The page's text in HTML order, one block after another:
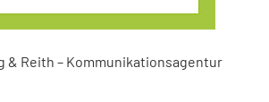
& Reith – Kommunikationsagentur